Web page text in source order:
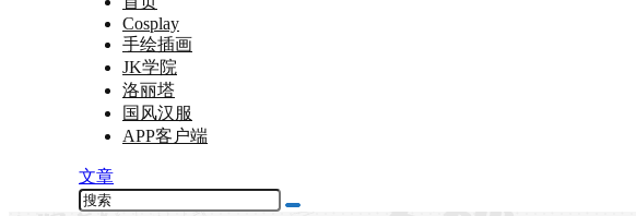
Cosplay
手绘插画
JK学院
洛丽塔
国风汉服
APP客户端
文章